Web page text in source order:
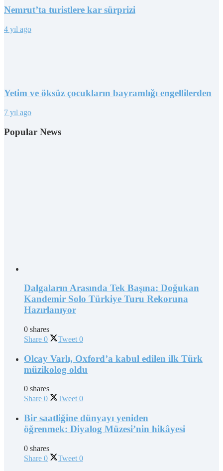
Nemrut’ta turistlere kar sürprizi
4 yıl ago
Yetim ve öksüz çocukların bayramlığı engellilerden
7 yıl ago
Popular News
Dalgaların Arasında Tek Başına: Doğukan
Kandemir Solo Türkiye Turu Rekoruna
Hazırlanıyor
0 shares
Share 0 Tweet 0
Olcay Varlı, Oxford’a kabul edilen ilk Türk
müzikolog oldu
0 shares
Share 0 Tweet 0
Bir saatliğine dünyayı yeniden
öğrenmek: Diyalog Müzesi’nin hikâyesi
0 shares
Share 0 Tweet 0